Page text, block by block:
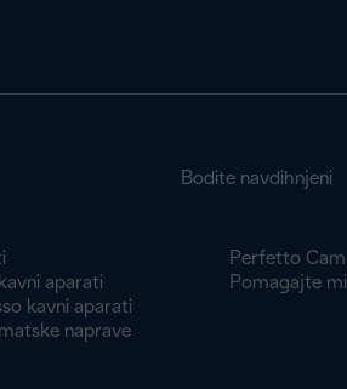
aparati
kavni aparati
naprave
Bodite navdihnjeni
Perfetto
Pomagajte